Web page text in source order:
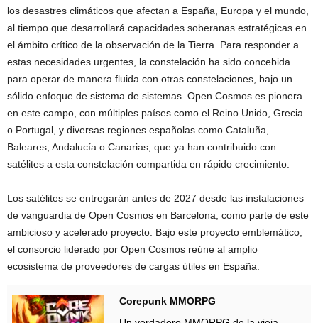
los desastres climáticos que afectan a España, Europa y el mundo,
al tiempo que desarrollará capacidades soberanas estratégicas en
el ámbito crítico de la observación de la Tierra. Para responder a
estas necesidades urgentes, la constelación ha sido concebida
para operar de manera fluida con otras constelaciones, bajo un
sólido enfoque de sistema de sistemas. Open Cosmos es pionera
en este campo, con múltiples países como el Reino Unido, Grecia
o Portugal, y diversas regiones españolas como Cataluña,
Baleares, Andalucía o Canarias, que ya han contribuido con
satélites a esta constelación compartida en rápido crecimiento.
Los satélites se entregarán antes de 2027 desde las instalaciones
de vanguardia de Open Cosmos en Barcelona, como parte de este
ambicioso y acelerado proyecto. Bajo este proyecto emblemático,
el consorcio liderado por Open Cosmos reúne al amplio
ecosistema de proveedores de cargas útiles en España.
Corepunk MMORPG